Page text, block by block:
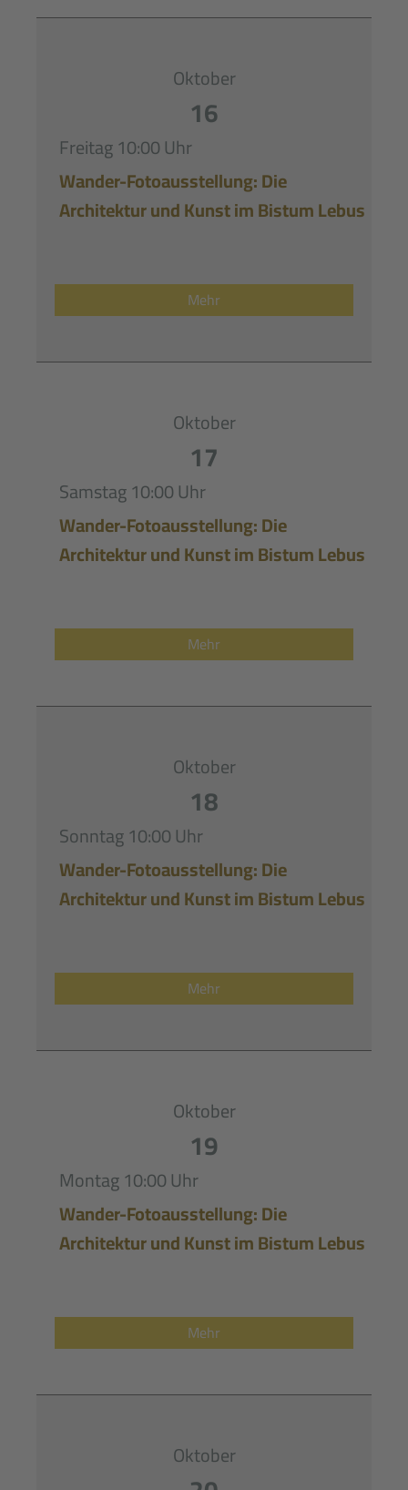
Oktober
16
Freitag10:00 Uhr
Wander-Fotoausstellung: Die
Architektur und Kunst im Bistum Lebus
Mehr
Oktober
17
Samstag10:00 Uhr
Wander-Fotoausstellung: Die
Architektur und Kunst im Bistum Lebus
Mehr
Oktober
18
Sonntag10:00 Uhr
Wander-Fotoausstellung: Die
Architektur und Kunst im Bistum Lebus
Mehr
Oktober
19
Montag10:00 Uhr
Wander-Fotoausstellung: Die
Architektur und Kunst im Bistum Lebus
Mehr
Oktober